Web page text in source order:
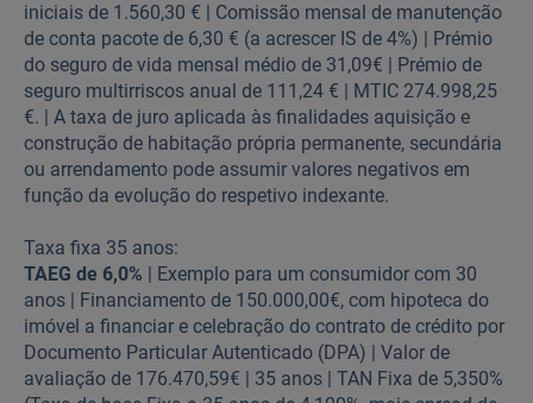
iniciais de 1.560,30 € | Comissão mensal de manutenção
de conta pacote de 6,30 € (a acrescer IS de 4%) | Prémio
do seguro de vida mensal médio de 31,09€ | Prémio de
seguro multirriscos anual de 111,24 € | MTIC 274.998,25
€. | A taxa de juro aplicada às finalidades aquisição e
construção de habitação própria permanente, secundária
ou arrendamento pode assumir valores negativos em
função da evolução do respetivo indexante.
Taxa fixa 35 anos:
TAEG de 6,0% | Exemplo para um consumidor com 30
anos | Financiamento de 150.000,00€, com hipoteca do
imóvel a financiar e celebração do contrato de crédito por
Documento Particular Autenticado (DPA) | Valor de
avaliação de 176.470,59€ | 35 anos | TAN Fixa de 5,350%